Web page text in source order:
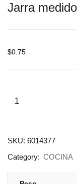
Jarra
$0.75
SKU: 6014377
Category: COCINA